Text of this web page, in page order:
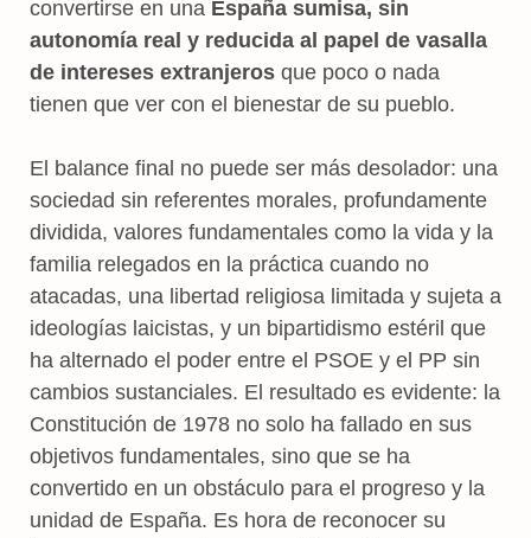
convertirse en una España sumisa, sin
autonomía real y reducida al papel de vasalla
de intereses extranjeros que poco o nada
tienen que ver con el bienestar de su pueblo.
El balance final no puede ser más desolador: una
sociedad sin referentes morales, profundamente
dividida, valores fundamentales como la vida y la
familia relegados en la práctica cuando no
atacadas, una libertad religiosa limitada y sujeta a
ideologías laicistas, y un bipartidismo estéril que
ha alternado el poder entre el PSOE y el PP sin
cambios sustanciales. El resultado es evidente: la
Constitución de 1978 no solo ha fallado en sus
objetivos fundamentales, sino que se ha
convertido en un obstáculo para el progreso y la
unidad de España. Es hora de reconocer su